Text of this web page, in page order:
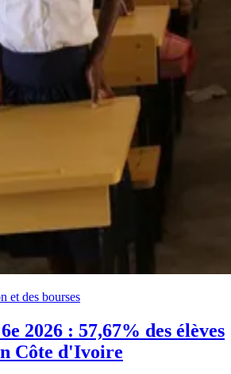
et des bourses
2026 : 57,67% des élèves
Côte d'Ivoire